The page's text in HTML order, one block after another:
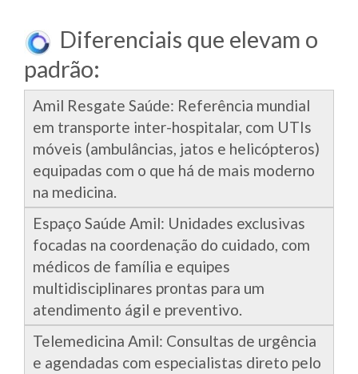
Diferenciais que elevam o
padrão:
Amil Resgate Saúde: Referência mundial
em transporte inter-hospitalar, com UTIs
móveis (ambulâncias, jatos e helicópteros)
equipadas com o que há de mais moderno
na medicina.
Espaço Saúde Amil: Unidades exclusivas
focadas na coordenação do cuidado, com
médicos de família e equipes
multidisciplinares prontas para um
atendimento ágil e preventivo.
Telemedicina Amil: Consultas de urgência
e agendadas com especialistas direto pelo